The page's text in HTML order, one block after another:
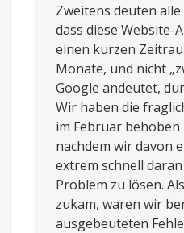
Zweitens deuten
dass diese
einen kurzen
Monate, und nicht
Google andeutet,
Wir haben die
im Februar
nachdem wir davon
extrem schnell
Problem zu lösen.
zukam, waren wir
ausgebeuteten